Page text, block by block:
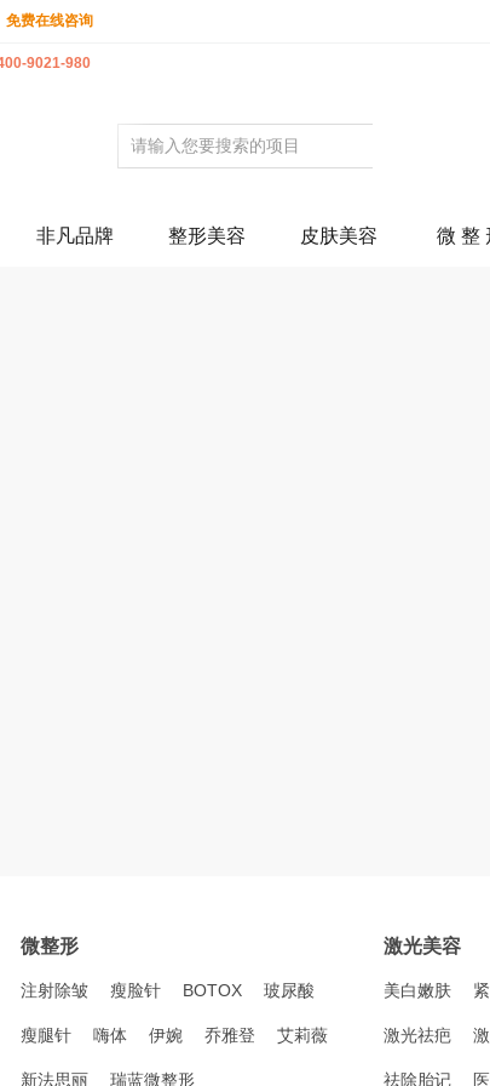
免费在线咨询
9021-980
非凡品牌 整形美容 皮肤美容 微 整
微整形
注射除皱 瘦脸针 BOTOX 玻尿酸
瘦腿针 嗨体 伊婉 乔雅登 艾莉薇
新法思丽 瑞蓝微整形
激光美容
美白嫩肤
激光祛疤
祛除胎记